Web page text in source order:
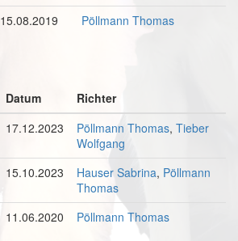
15.08.2019 Pöllmann Thomas
Datum
Richter
17.12.2023 Pöllmann Thomas, Tieber
Wolfgang
15.10.2023 Hauser Sabrina, Pöllmann
Thomas
11.06.2020 Pöllmann Thomas